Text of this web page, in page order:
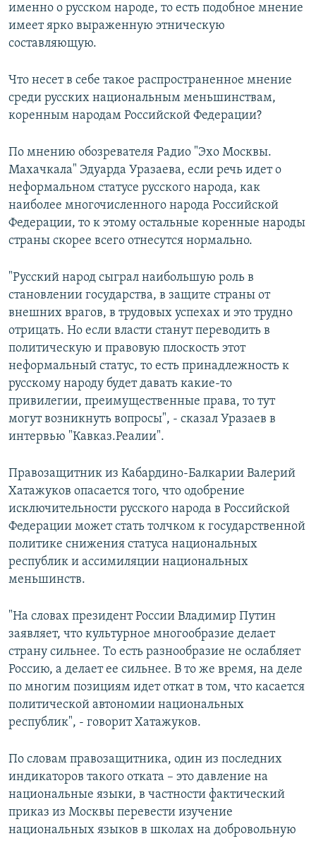
именно о русском народе, то есть подобное мнение
имеет ярко выраженную этническую
составляющую.
Что несет в себе такое распространенное мнение
среди русских национальным меньшинствам,
коренным народам Российской Федерации?
По мнению обозревателя Радио "Эхо Москвы.
Махачкала" Эдуарда Уразаева, если речь идет о
неформальном статусе русского народа, как
наиболее многочисленного народа Российской
Федерации, то к этому остальные коренные народы
страны скорее всего отнесутся нормально.
"Русский народ сыграл наибольшую роль в
становлении государства, в защите страны от
внешних врагов, в трудовых успехах и это трудно
отрицать. Но если власти станут переводить в
политическую и правовую плоскость этот
неформальный статус, то есть принадлежность к
русскому народу будет давать какие-то
привилегии, преимущественные права, то тут
могут возникнуть вопросы", - сказал Уразаев в
интервью "Кавказ.Реалии".
Правозащитник из Кабардино-Балкарии Валерий
Хатажуков опасается того, что одобрение
исключительности русского народа в Российской
Федерации может стать толчком к государственной
политике снижения статуса национальных
республик и ассимиляции национальных
меньшинств.
"На словах президент России Владимир Путин
заявляет, что культурное многообразие делает
страну сильнее. То есть разнообразие не ослабляет
Россию, а делает ее сильнее. В то же время, на деле
по многим позициям идет откат в том, что касается
политической автономии национальных
республик", - говорит Хатажуков.
По словам правозащитника, один из последних
индикаторов такого отката – это давление на
национальные языки, в частности фактический
приказ из Москвы перевести изучение
национальных языков в школах на добровольную